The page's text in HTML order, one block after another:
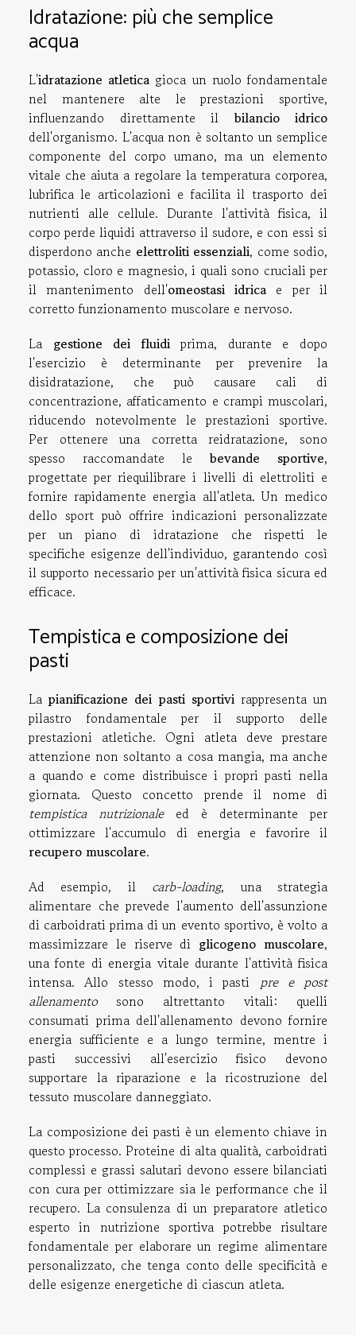
Idratazione: più che semplice
acqua
L'idratazione atletica gioca un ruolo fondamentale
nel mantenere alte le prestazioni sportive,
influenzando direttamente il bilancio idrico
dell'organismo. L'acqua non è soltanto un semplice
componente del corpo umano, ma un elemento
vitale che aiuta a regolare la temperatura corporea,
lubrifica le articolazioni e facilita il trasporto dei
nutrienti alle cellule. Durante l'attività fisica, il
corpo perde liquidi attraverso il sudore, e con essi si
disperdono anche elettroliti essenziali, come sodio,
potassio, cloro e magnesio, i quali sono cruciali per
il mantenimento dell'omeostasi idrica e per il
corretto funzionamento muscolare e nervoso.
La gestione dei fluidiprima, durante e dopo
l'esercizio è determinante per prevenire la
disidratazione, che può causare cali di
concentrazione, affaticamento e crampi muscolari,
riducendo notevolmente le prestazioni sportive.
Per ottenere una corretta reidratazione, sono
spesso raccomandate le bevande sportive,
progettate per riequilibrare i livelli di elettroliti e
fornire rapidamente energia all'atleta. Un medico
dello sport può offrire indicazioni personalizzate
per un piano di idratazione che rispetti le
specifiche esigenze dell'individuo, garantendo così
il supporto necessario per un'attività fisica sicura ed
efficace.
Tempistica e composizione dei
pasti
Lapianificazione dei pasti sportivirappresenta un
pilastro fondamentale per il supporto delle
prestazioni atletiche. Ogni atleta deve prestare
attenzione non soltanto a cosa mangia, ma anche
a quando e come distribuisce i propri pasti nella
giornata. Questo concetto prende il nome di
tempistica nutrizionaleed è determinante per
ottimizzare l'accumulo di energia e favorire il
recupero muscolare.
Ad esempio, il carb-loading, una strategia
alimentare che prevede l'aumento dell'assunzione
di carboidrati prima di un evento sportivo, è volto a
massimizzare le riserve di glicogeno muscolare,
una fonte di energia vitale durante l'attività fisica
intensa. Allo stesso modo, i pasti pre e post
allenamentosono altrettanto vitali: quelli
consumati prima dell'allenamento devono fornire
energia sufficiente e a lungo termine, mentre i
pasti successivi all'esercizio fisico devono
supportare la riparazione e la ricostruzione del
tessuto muscolare danneggiato.
La composizione dei pasti è un elemento chiave in
questo processo. Proteine di alta qualità, carboidrati
complessi e grassi salutari devono essere bilanciati
con cura per ottimizzare sia le performance che il
recupero. La consulenza di un preparatore atletico
esperto in nutrizione sportiva potrebbe risultare
fondamentale per elaborare un regime alimentare
personalizzato, che tenga conto delle specificità e
delle esigenze energetiche di ciascun atleta.